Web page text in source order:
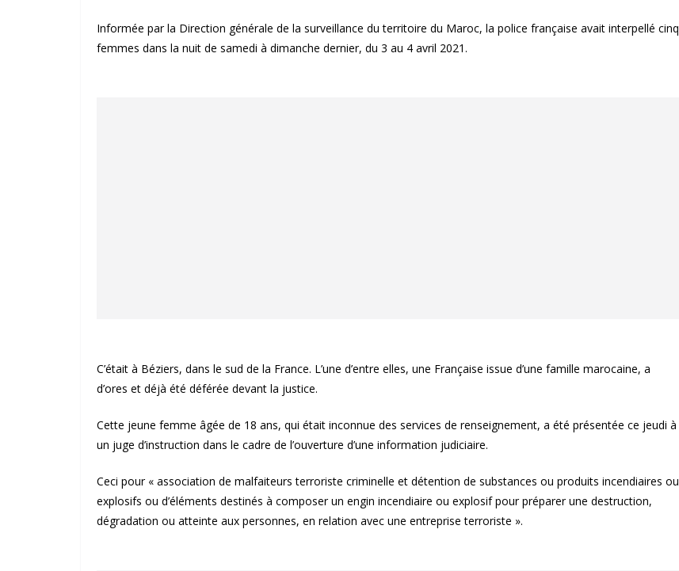
Informée par la Direction générale de la surveillance du territoire du Maroc, la police française avait interpellé cinq
femmes dans la nuit de samedi à dimanche dernier, du 3 au 4 avril 2021.
C’était à Béziers, dans le sud de la France. L’une d’entre elles, une Française issue d’une famille marocaine, a
d’ores et déjà été déférée devant la justice.
Cette jeune femme âgée de 18 ans, qui était inconnue des services de renseignement, a été présentée ce jeudi à
un juge d’instruction dans le cadre de l’ouverture d’une information judiciaire.
Ceci pour « association de malfaiteurs terroriste criminelle et détention de substances ou produits incendiaires ou
explosifs ou d’éléments destinés à composer un engin incendiaire ou explosif pour préparer une destruction,
dégradation ou atteinte aux personnes, en relation avec une entreprise terroriste ».